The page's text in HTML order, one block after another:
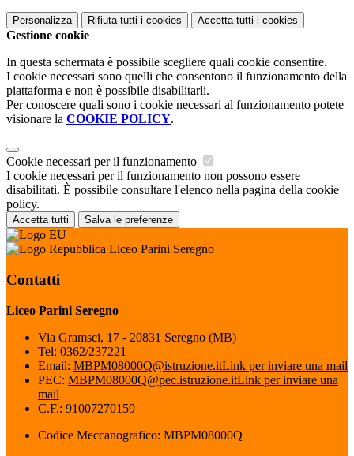
Personalizza Rifiuta tutti i cookies Accetta tutti i cookies
Gestione cookie
In questa schermata è possibile scegliere quali cookie consentire.
I cookie necessari sono quelli che consentono il funzionamento della
piattaforma e non è possibile disabilitarli.
Per conoscere quali sono i cookie necessari al funzionamento potete
visionare la COOKIE POLICY.
Cookie necessari per il funzionamento
I cookie necessari per il funzionamento non possono essere
disabilitati. È possibile consultare l'elenco nella pagina della cookie
policy.
Accetta tutti Salva le preferenze
Liceo Parini Seregno
Contatti
Liceo Parini Seregno
Via Gramsci, 17 - 20831 Seregno (MB)
Tel: 0362/237221
Email: MBPM08000Q@istruzione.itLink per inviare una mail
PEC: MBPM08000Q@pec.istruzione.itLink per inviare una
mail
C.F.: 91007270159
Codice Meccanografico: MBPM08000Q